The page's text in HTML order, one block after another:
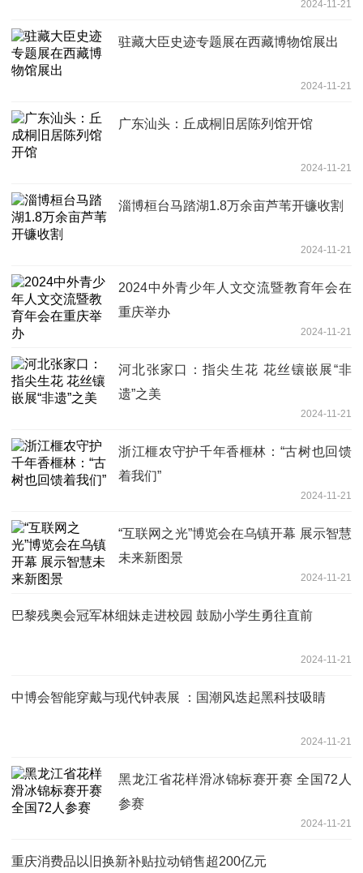
2024-11-21
驻藏大臣史迹专题展在西藏博物馆展出
2024-11-21
广东汕头：丘成桐旧居陈列馆开馆
2024-11-21
淄博桓台马踏湖1.8万余亩芦苇开镰收割
2024-11-21
2024中外青少年人文交流暨教育年会在
重庆举办
2024-11-21
河北张家口：指尖生花 花丝镶嵌展“非
遗”之美
2024-11-21
浙江榧农守护千年香榧林：“古树也回馈
着我们”
2024-11-21
“互联网之光”博览会在乌镇开幕 展示智慧
未来新图景
2024-11-21
巴黎残奥会冠军林细妹走进校园 鼓励小学生勇往直前
2024-11-21
中博会智能穿戴与现代钟表展 ：国潮风迭起黑科技吸睛
2024-11-21
黑龙江省花样滑冰锦标赛开赛 全国72人
参赛
2024-11-21
重庆消费品以旧换新补贴拉动销售超200亿元